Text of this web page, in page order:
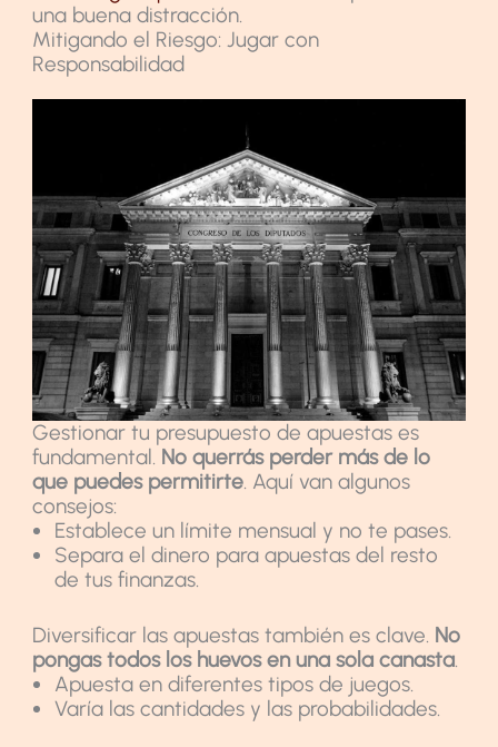
una buena distracción.
Mitigando el Riesgo: Jugar con
Responsabilidad
Gestionar tu presupuesto de apuestas es
fundamental. No querrás perder más de lo
que puedes permitirte . Aquí van algunos
consejos:
Establece un límite mensual y no te pases.
Separa el dinero para apuestas del resto
de tus finanzas.
Diversificar las apuestas también es clave. No
pongas todos los huevos en una sola canasta.
Apuesta en diferentes tipos de juegos.
Varía las cantidades y las probabilidades.